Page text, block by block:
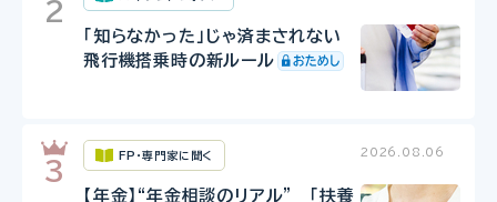
「知らなかった」じゃ済まされない
飛行機搭乗時の新ルール
FP・専門家に聞く 2026.08.06
【年金】“年金相談のリアル” 「扶養